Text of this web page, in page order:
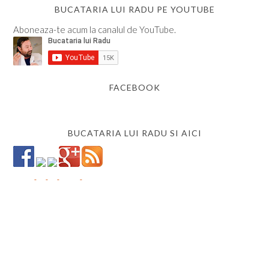
BUCATARIA LUI RADU PE YOUTUBE
Aboneaza-te acum la canalul de YouTube.
FACEBOOK
BUCATARIA LUI RADU SI AICI